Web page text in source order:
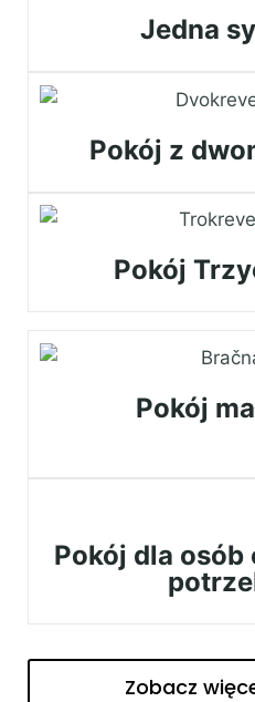
Jedna
Pokój z
Pokój
Pokój
Pokój dla
Zobacz